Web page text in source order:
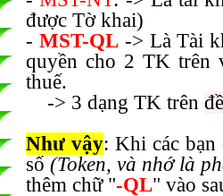
được Tờ khai)
- MST-QL-> Là Tài
quyền cho 2 TK trên
thuế.
-> 3 dạng TK trên
Như vậy: Khi các bạn
số(Token, và nhớ là
thêm chữ "-QL" vào